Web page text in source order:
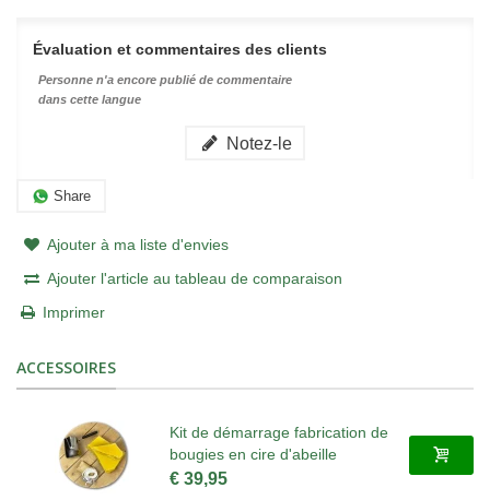
Évaluation et commentaires des clients
Personne n'a encore publié de commentaire
dans cette langue
Notez-le
Share
Ajouter à ma liste d'envies
Ajouter l'article au tableau de comparaison
Imprimer
ACCESSOIRES
Kit de démarrage fabrication de
bougies en cire d'abeille
€ 39,95